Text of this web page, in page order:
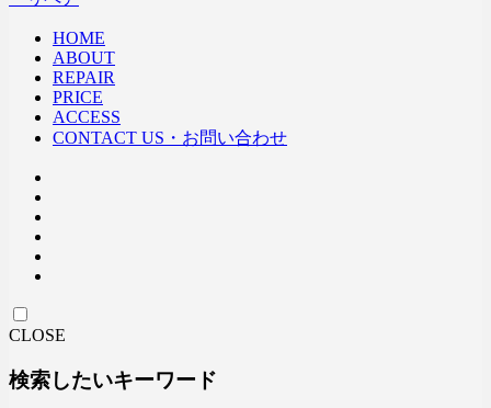
HOME
ABOUT
REPAIR
PRICE
ACCESS
CONTACT US・お問い合わせ
CLOSE
検索したいキーワード